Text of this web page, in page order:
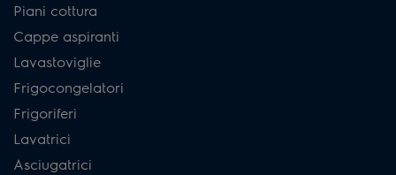
Piani cottura
Cappe aspiranti
Lavastoviglie
Frigocongelatori
Frigoriferi
Lavatrici
Asciugatrici